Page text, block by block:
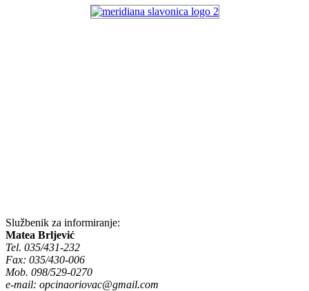
Službenik za informiranje:
Matea Brljević
Tel. 035/431-232
Fax: 035/430-006
Mob. 098/529-0270
e-mail: opcinaoriovac@gmail.com